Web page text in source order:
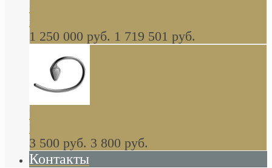
стиле барокко, из массива дерева, светло
коричневый матовый окрас + серебро
1 250 000 руб. 1 719 501 руб.
Khala Colombo аксессуары (серия) В
НАЛИЧИИ
3 500 руб. 3 800 руб.
Контакты